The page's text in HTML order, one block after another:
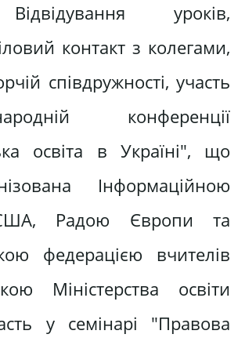
уроків,
контакт з колегами,
співдружності, участь
конференції
освіта в Україні", що
Інформаційною
Радою Європи та
федерацією вчителів
Міністерства освіти
у семінарі "Правова